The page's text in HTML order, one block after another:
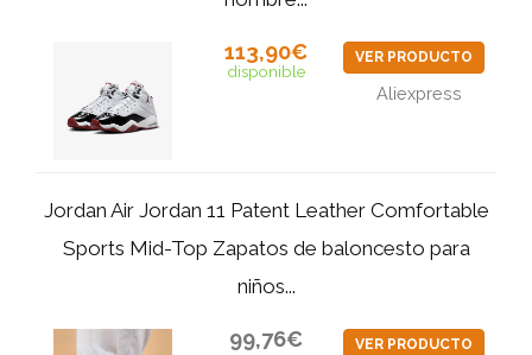
113,90€
disponible
VER PRODUCTO
Aliexpress
Jordan Air Jordan 11 Patent Leather Comfortable
Sports Mid-Top Zapatos de baloncesto para
niños...
99,76€ VER PRODUCTO